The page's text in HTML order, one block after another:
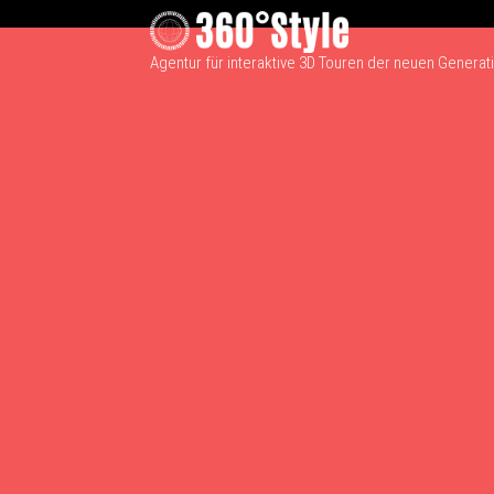
Agentur für interaktive 3D Touren der neuen